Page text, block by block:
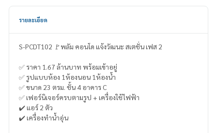
รายละเอียด
S-PCDT102 🚩พลัม คอนโด แจ้งวัฒนะ สเตชั่น เฟส 2
✅ ราคา 1.67 ล้านบาท พร้อมเข้าอยู่
✅ รูปแบบห้อง 1ห้องนอน 1ห้องน้ำ
✅ ขนาด 23 ตรม. ชั้น 4 อาคาร C
✅ เฟอร์นิเจอร์ครบตามรูป + เครื่องใช้ไฟฟ้า
✔️ แอร์ 2 ตัว
✔️ เครื่องทำน้ำอุ่น